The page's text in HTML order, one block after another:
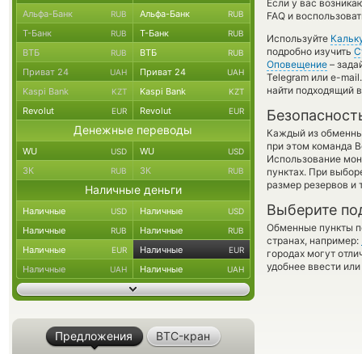
Если у вас
FAQ и
Используйте
подробно изучить
Оповещение –
Telegram или e-
найти подходящий
Каждый из
при этом команда
Использование
пунктах. При
размер резервов и
Выберите
Обменные пункты
странах, например:
городах могут
удобнее ввести
Альфа-Банк RUB Альфа-Банк RUB
Т-Банк RUB Т-Банк RUB
ВТБ RUB ВТБ RUB
Приват 24 UAH Приват 24 UAH
Kaspi Bank KZT Kaspi Bank KZT
Revolut EUR Revolut EUR
Денежные переводы
WU USD WU USD
ЗК RUB ЗК RUB
Наличные деньги
Наличные USD Наличные USD
Наличные RUB Наличные RUB
Наличные EUR Наличные EUR
Наличные UAH Наличные UAH
Предложения BTC-кран